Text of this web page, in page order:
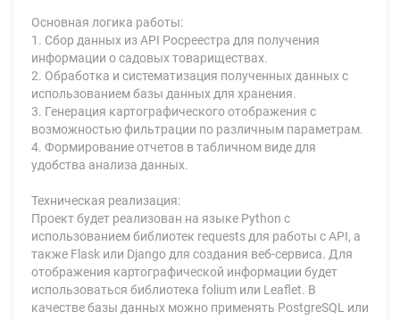
Основная логика работы:
1. Сбор данных из API Росреестра для получения
информации о садовых товариществах.
2. Обработка и систематизация полученных данных с
использованием базы данных для хранения.
3. Генерация картографического отображения с
возможностью фильтрации по различным параметрам.
4. Формирование отчетов в табличном виде для
удобства анализа данных.
Техническая реализация:
Проект будет реализован на языке Python с
использованием библиотек requests для работы с API, а
также Flask или Django для создания веб-сервиса. Для
отображения картографической информации будет
использоваться библиотека folium или Leaflet. В
качестве базы данных можно применять PostgreSQL или